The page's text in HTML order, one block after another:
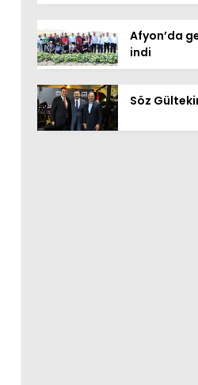
Afyon’da
indi
Söz